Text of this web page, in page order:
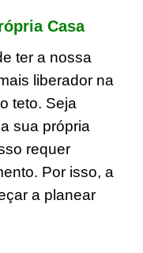
Casa
ter a nossa
liberador na
teto. Seja
sua própria
requer
Por isso, a
a planear